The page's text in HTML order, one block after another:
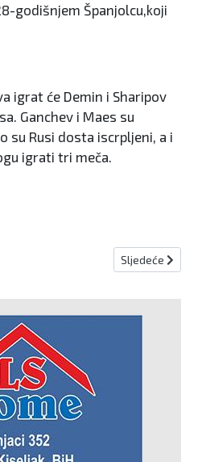
godišnjem Španjolcu,koji
igrat će Demin i Sharipov
Ganchev i Maes su
su Rusi dosta iscrpljeni, a i
igrati tri meča.
singla, Biletić unatoč
Sljedeći članak:
Sljedeće